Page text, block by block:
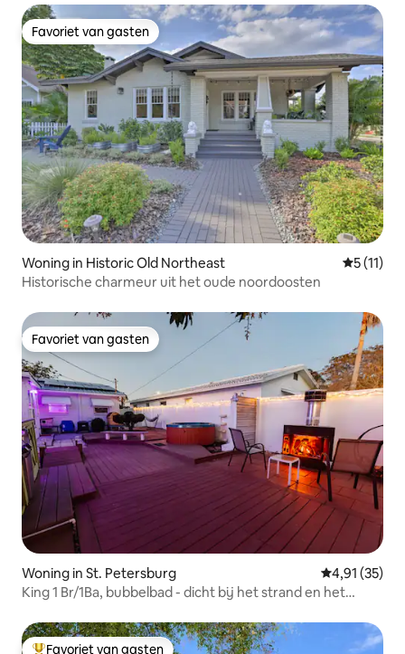
Favoriet van gasten
Favoriet van gasten
Woning in Historic Old Northeast
5 (11)
Historische charmeur uit het oude noordoosten
Favoriet van gasten
Favoriet van gasten
Woning in St. Petersburg Gemiddelde
4,91 (35)
King 1 Br/1Ba, bubbelbad - dicht bij het strand en het
Favoriet van gasten